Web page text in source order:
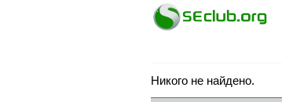
Никого не найдено.